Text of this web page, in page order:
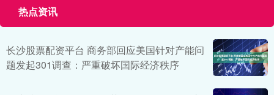
热点资讯
长沙股票配资平台 商务部回应美国针对产能问
题发起301调查：严重破坏国际经济秩序